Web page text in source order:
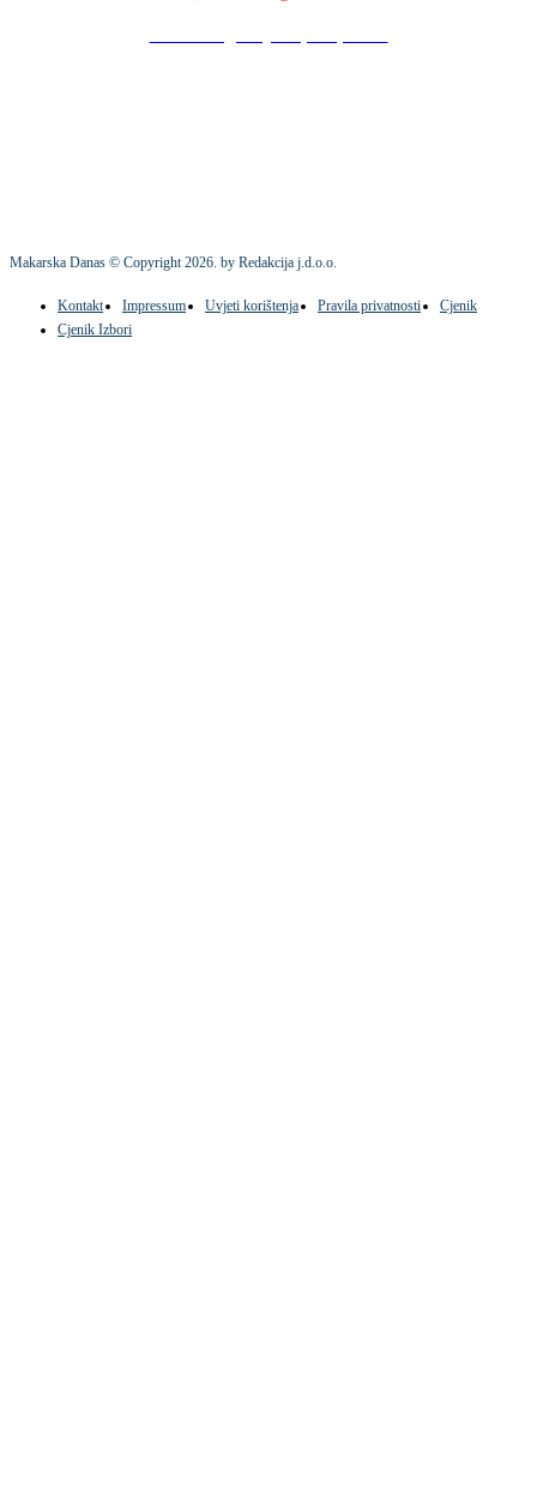
Makarska Danas © Copyright2026. by Redakcija j.d.o.o.
Kontakt Impressum Uvjeti korištenja Pravila privatnosti
Cjenik
Cjenik Izbori